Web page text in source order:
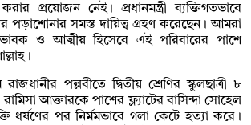
প্রয়োজন নেই। প্রধানমন্ত্রী ব্যক্তিগতভাবে
পড়াশোনার সমস্ত দায়িত্ব গ্রহণ করেছেন। আমরা
ও আত্মীয় হিসেবে এই পরিবারের পাশে
পল্লবীতে দ্বিতীয় শ্রেণির স্কুলছাত্রী ৮
আক্তারকে পাশের ফ্ল্যাটের বাসিন্দা সোহেল
ধর্ষণের পর নির্মমভাবে গলা কেটে হত্যা করে।